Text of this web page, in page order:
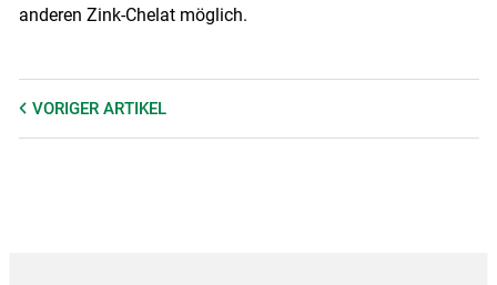
anderen Zink-Chelat möglich.
VORIGER ARTIKEL